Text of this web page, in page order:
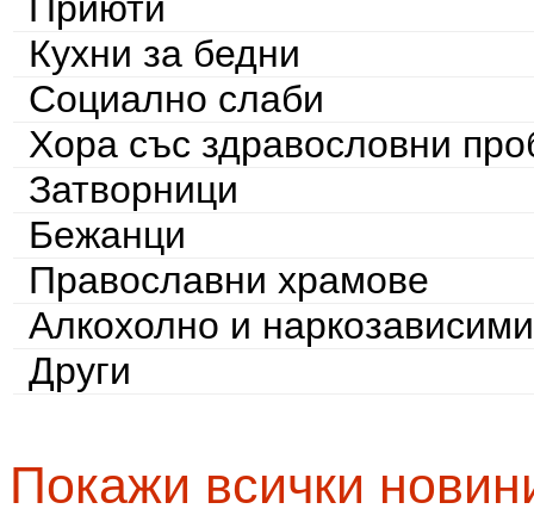
Кухни за бедни
Социално слаби
Хора със здравословни
Затворници
Бежанци
Православни храмове
Алкохолно и наркозависими
Други
Покажи всички